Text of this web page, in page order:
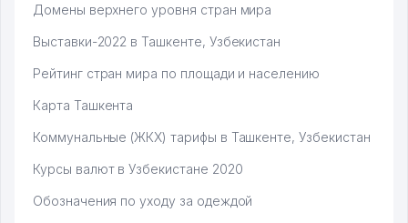
Домены верхнего уровня стран мира
Выставки-2022 в Ташкенте, Узбекистан
Рейтинг стран мира по площади и населению
Карта Ташкента
Коммунальные (ЖКХ) тарифы в Ташкенте, Узбекистан
Курсы валют в Узбекистане 2020
Обозначения по уходу за одеждой